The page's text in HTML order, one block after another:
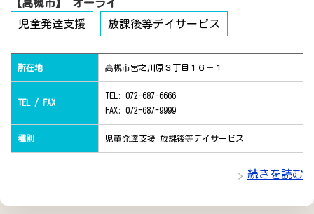
【高槻市】 オーライ
児童発達支援
放課後等デイサービス
所在地 高槻市宮之川原３丁目１６－１
TEL / FAX
TEL: 072-687-6666
FAX: 072-687-9999
種別 児童発達支援 放課後等デイサービス
続きを読む